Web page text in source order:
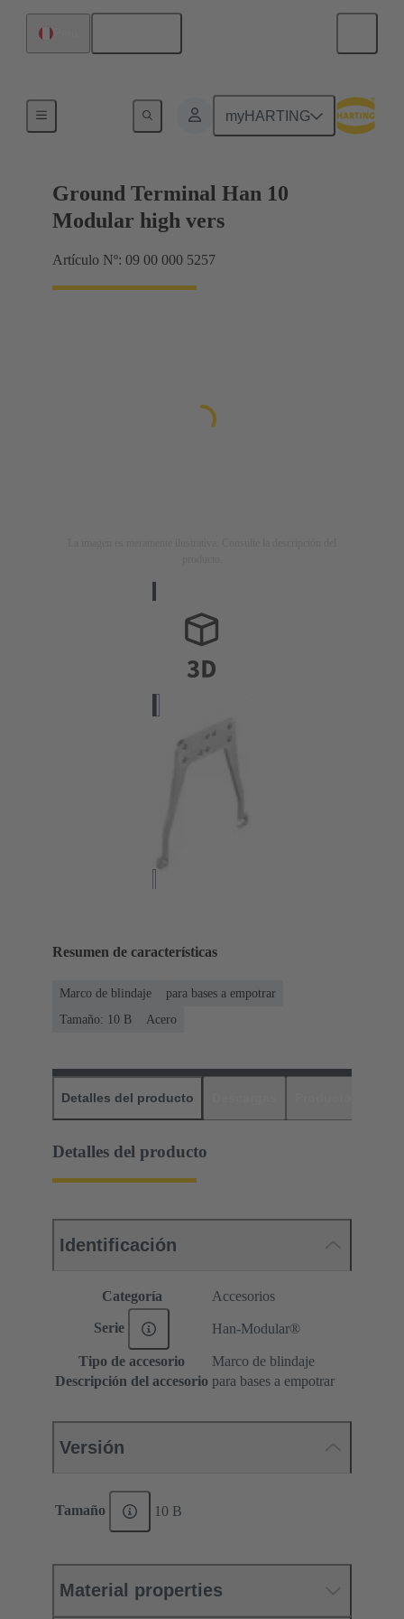
myHARTING
Ground Terminal Han 10
Modular high vers
Artículo Nº: 09 00 000 5257
Resumen de características
Marco de blindaje
para bases a empotrar
Tamaño: 10 B
Acero
Detalles del producto
Detalles del producto
Identificación
Categoría Accesorios
Serie Han-Modular®
Tipo de accesorio
Marco de blindaje
Descripción del accesorio para bases a empotrar
Versión
Tamaño 10 B
Material properties